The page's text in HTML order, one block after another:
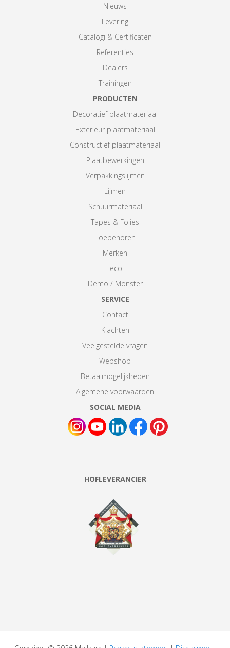
Nieuws
Levering
Catalogi & Certificaten
Referenties
Dealers
Trainingen
PRODUCTEN
Decoratief plaatmateriaal
Exterieur plaatmateriaal
Constructief plaatmateriaal
Plaatbewerkingen
Verpakkingslijmen
Lijmen
Schuurmateriaal
Tapes & Folies
Toebehoren
Merken
Lecol
Demo / Monster
SERVICE
Contact
Klachten
Veelgestelde vragen
Webshop
Betaalmogelijkheden
Algemene voorwaarden
SOCIAL MEDIA
HOFLEVERANCIER